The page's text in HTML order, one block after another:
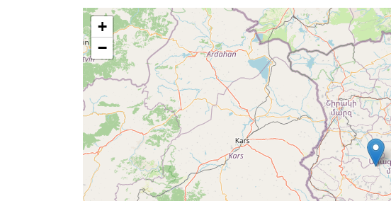
Մինչև 24 ժամ ուղևորությունից առաջ անվճար
Հագնվեք եղանակին համապատասխան
Էքսկուսիան միայն Ձեր խմբի համար է, այլ
Մեքենաները կանոնավոր ախտահանվում են
+
−